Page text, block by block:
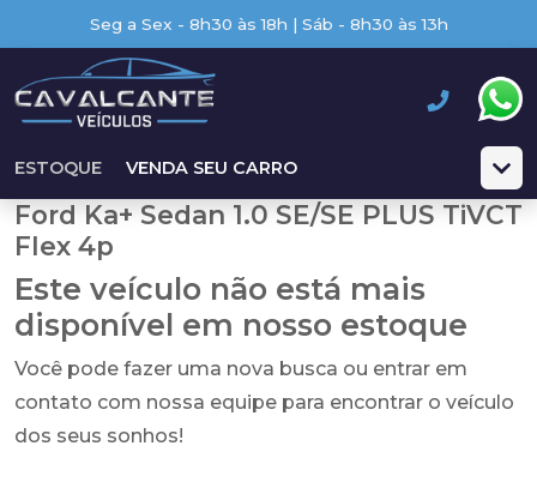
Seg a Sex - 8h30 às 18h | Sáb - 8h30 às 13h
ESTOQUE VENDA SEU CARRO
Ford Ka+ Sedan 1.0 SE/SE PLUS TiVCT
Flex 4p
Este veículo não está mais
disponível em nosso estoque
Você pode fazer uma nova busca ou entrar em
contato com nossa equipe para encontrar o veículo
dos seus sonhos!